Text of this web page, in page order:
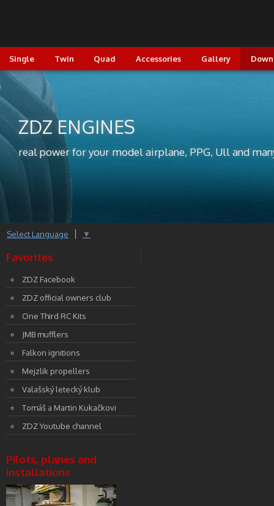
Single Twin Quad Accessories Gallery
ZDZ ENGINES
real power for your model airplane, PPG, Ull and
Select Language ▼
Favorites
ZDZ Facebook
ZDZ official owners club
One Third RC Kits
JMB mufflers
Falkon ignitions
Mejzlik propellers
Valašský letecký klub
Tomáš a Martin Kukačkovi
ZDZ Youtube channel
Pilots, planes and
installations